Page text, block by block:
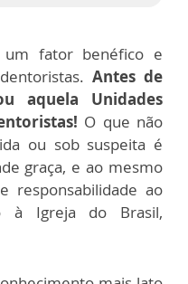
um fator benéfico e
Antes de
aquela Unidades
O que não
ou sob suspeita é
graça, e ao mesmo
responsabilidade ao
à Igreja do Brasil,